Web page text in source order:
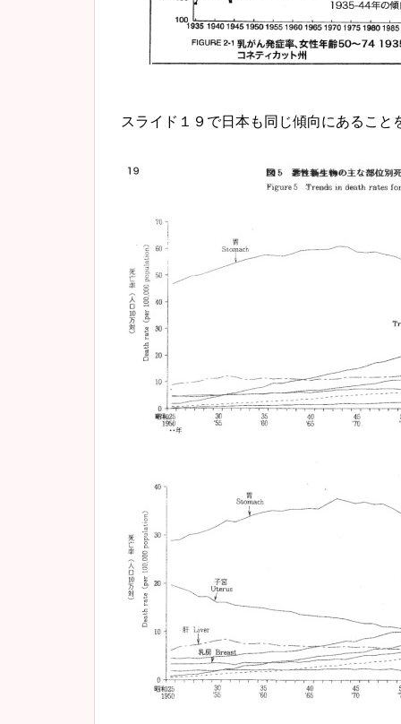
スライド１９で日本も同じ傾向にあること